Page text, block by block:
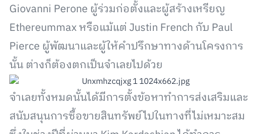
Giovanni Perone ผู้ร่วมก่อตั้งและผู้สร้างเหรียญ
Ethereummax หรือแม้แต่ Justin French กับ Paul
Pierce ผู้พัฒนาและผู้ให้คำปรึกษาทางด้านโครงการ
นั้น ต่างก็ต้องตกเป็นจำเลยไปด้วย
จำเลยทั้งหมดนั้นได้มีการตั้งข้อหาทำการส่งเสริมและ
สนับสนุนการซื้อขายสินทรัพย์ไปในทางที่ไม่เหมาะสม